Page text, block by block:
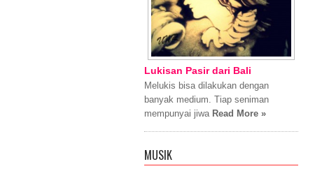
Lukisan Pasir dari Bali
Melukis bisa dilakukan dengan
banyak medium. Tiap seniman
mempunyai jiwa Read More »
MUSIK